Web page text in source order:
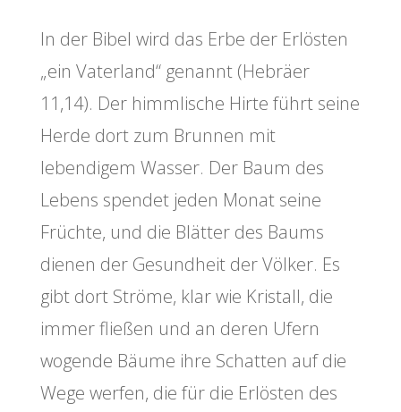
In der Bibel wird das Erbe der Erlösten
„ein Vaterland“ genannt (Hebräer
11,14). Der himmlische Hirte führt seine
Herde dort zum Brunnen mit
lebendigem Wasser. Der Baum des
Lebens spendet jeden Monat seine
Früchte, und die Blätter des Baums
dienen der Gesundheit der Völker. Es
gibt dort Ströme, klar wie Kristall, die
immer fließen und an deren Ufern
wogende Bäume ihre Schatten auf die
Wege werfen, die für die Erlösten des